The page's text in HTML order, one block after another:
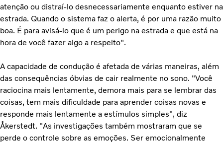
atenção ou distraí-lo desnecessariamente enquanto estiver na
estrada. Quando o sistema faz o alerta, é por uma razão muito
boa. É para avisá-lo que é um perigo na estrada e que está na
hora de você fazer algo a respeito".
A capacidade de condução é afetada de várias maneiras, além
das consequências óbvias de cair realmente no sono. "Você
raciocina mais lentamente, demora mais para se lembrar das
coisas, tem mais dificuldade para aprender coisas novas e
responde mais lentamente a estímulos simples", diz
Åkerstedt. "As investigações também mostraram que se
perde o controle sobre as emoções. Ser emocionalmente